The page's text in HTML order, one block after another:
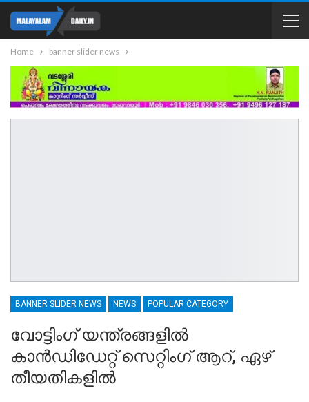
Home banner slider news
BANNER SLIDER NEWS NEWS POPULAR CATEGORY
വോട്ടിംഗ് യന്ത്രങ്ങളില്‍
കാന്‍ഡിഡേറ്റ് സെറ്റിംഗ് ആറ്, ഏഴ്
തീയതികളില്‍